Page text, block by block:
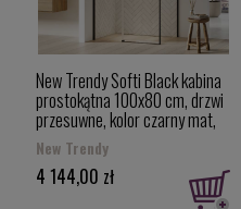
New Trendy Softi Black kabina
prostokątna 100x80 cm, drzwi
przesuwne, kolor czarny mat,
uniwersalne EXK-3965
New Trendy
4 144,00 zł